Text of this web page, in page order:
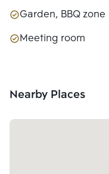
Garden, BBQ zone
Meeting room
Nearby Places